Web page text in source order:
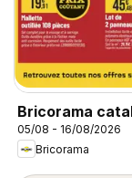
Bricorama
05/08 - 16/08/2026
Bricorama